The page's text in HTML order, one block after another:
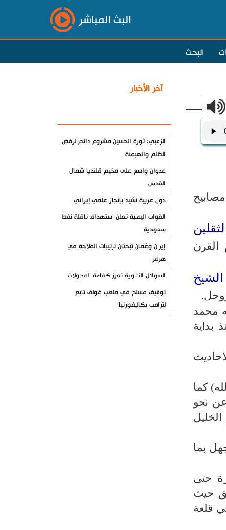
البث المباشر
البحث
القرن
الشيخ
محمد
منذ بداية
كما
نحو
بما
حتى
للهجرة في دمشق حيث
قلعة
آخر الأخبار
الزعبي: ثورة الحسين مشروع دائم لرفض
الظلم والهيمنة
عدوان واسع على مخيم قلنديا شمال
القدس
دول عربية تشيد بإنجاز علمي إيراني
القوات اليمنية تعلن استهداف ناقلة نفط
سعودية
إيران وعُمان تبحثان ترتيبات الملاحة في
هرمز
السوائل النانوية تعزز كفاءة المحولات
توقيف مسلح في ملعب غولف تابع
لترامب بكاليفورنيا